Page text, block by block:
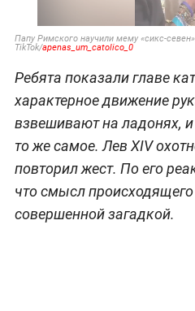
Папу Римского научили мему «сикс-
TikTok/apenas_um_catolico_0
Ребята показали главе
характерное движение
взвешивают на ладонях,
то же самое. Лев XIV
повторил жест. По его
что смысл происходящего
совершенной загадкой.